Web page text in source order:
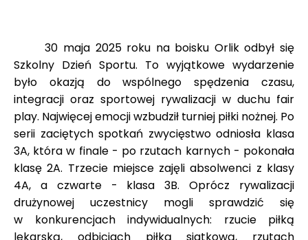
30 maja 2025 roku na boisku Orlik odbył się
Szkolny Dzień Sportu. To wyjątkowe wydarzenie
było okazją do wspólnego spędzenia czasu,
integracji oraz sportowej rywalizacji w duchu fair
play. Najwięcej emocji wzbudził turniej piłki nożnej. Po
serii zaciętych spotkań zwycięstwo odniosła klasa
3A, która w finale - po rzutach karnych - pokonała
klasę 2A. Trzecie miejsce zajęli absolwenci z klasy
4A, a czwarte - klasa 3B. Oprócz rywalizacji
drużynowej uczestnicy mogli sprawdzić się
w konkurencjach indywidualnych: rzucie piłką